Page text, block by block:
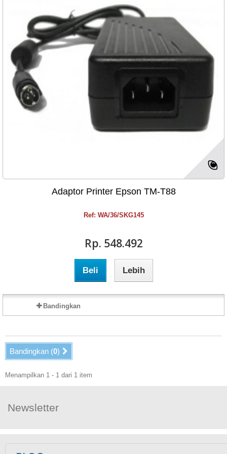
Adaptor Printer Epson TM-T88
Ref: WA/36/SKG145
Rp‎. 548.492
Beli Lebih
Bandingkan
Bandingkan (0)
Menampilkan 1 - 1 dari 1 item
Newsletter